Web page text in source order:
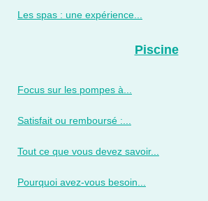
Les spas : une expérience...
Piscine
Focus sur les pompes à...
Satisfait ou remboursé :...
Tout ce que vous devez savoir...
Pourquoi avez-vous besoin...